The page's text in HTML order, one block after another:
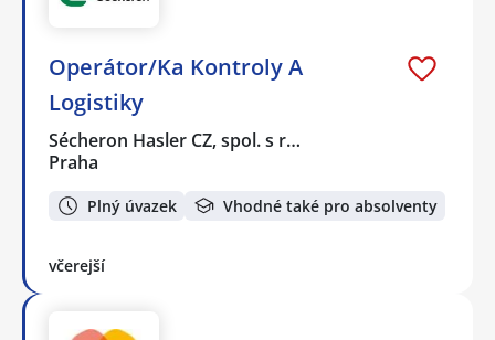
Operátor/Ka Kontroly A
Logistiky
Sécheron Hasler CZ, spol. s r…
Praha
Plný úvazek Vhodné také pro absolventy
včerejší